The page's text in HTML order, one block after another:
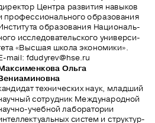
Центра развития навыков
профессионального образования
образования Националь-
исследовательского универси-
«Высшая школа экономики».
- mail: fdudyrev@hse. ru
Ольга
технических наук, младший
сотрудник Международной
учебной лаборатории
систем и структур-